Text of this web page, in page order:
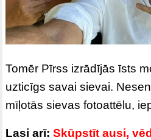
Tomēr Pīrss izrādījās īsts
uzticīgs savai sievai.
mīļotās sievas fotoattēlu,
Lasi arī:Skūpstīt ausi,